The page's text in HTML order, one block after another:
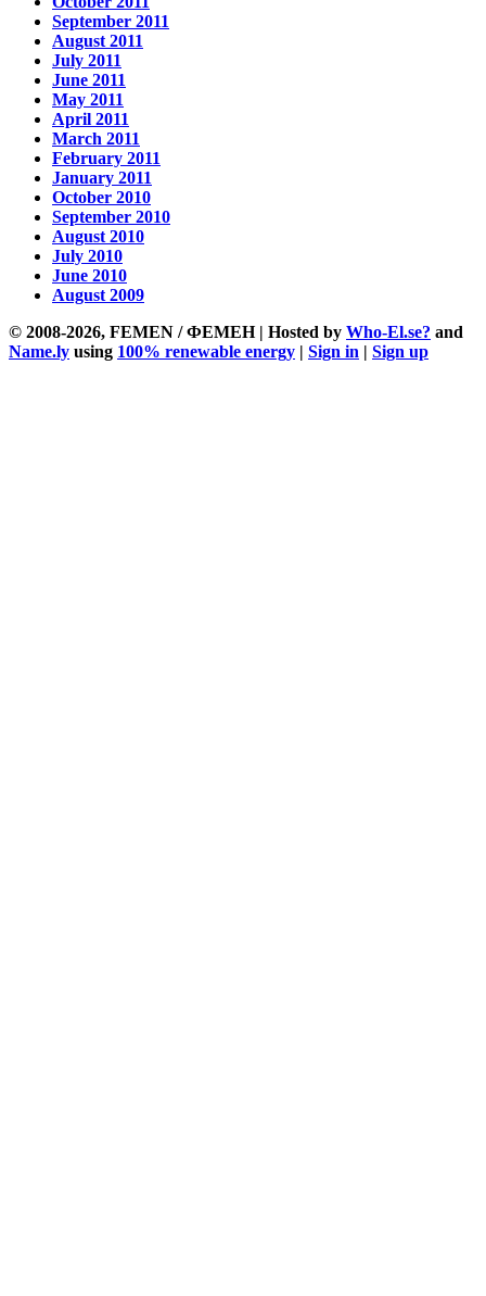
September 2011
August 2011
July 2011
June 2011
May 2011
April 2011
March 2011
February 2011
January 2011
October 2010
September 2010
August 2010
July 2010
June 2010
August 2009
© 2008-2026, FEMEN / ФЕМЕН | Hosted by Who-El.se? and
Name.ly using 100% renewable energy | Sign in | Sign up